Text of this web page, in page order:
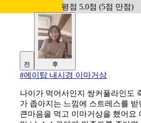
신경쓰이거든요 연고 잘 바르고
서 안내받은대로 바르고 있어요
보다 심하지는 않았는데 잔붓기가
튼 결과적으로 만족스럽고 눈뜨는
익명
23.05.10
1번째 방문
방문 인증 완료
에이탑성형외과
평점 5.0점 (5점 만점)